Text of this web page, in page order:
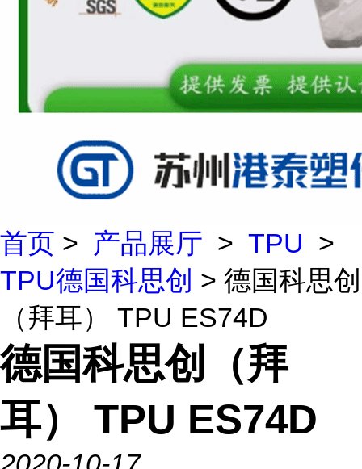
首页 > 产品展厅 > TPU >
TPU德国科思创 > 德国科思创
（拜耳） TPU ES74D
德国科思创（拜
耳） TPU ES74D